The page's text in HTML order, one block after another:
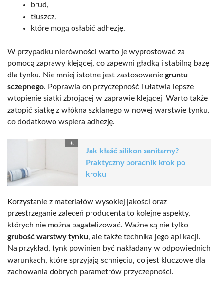
brud,
tłuszcz,
które mogą osłabić adhezję.
W przypadku nierówności warto je wyprostować za
pomocą zaprawy klejącej, co zapewni gładką i stabilną bazę
dla tynku. Nie mniej istotne jest zastosowanie gruntu
sczepnego. Poprawia on przyczepność i ułatwia lepsze
wtopienie siatki zbrojącej w zaprawie klejącej. Warto także
zatopić siatkę z włókna szklanego w nowej warstwie tynku,
co dodatkowo wspiera adhezję.
Jak kłaść silikon sanitarny?
Praktyczny poradnik krok po
kroku
Korzystanie z materiałów wysokiej jakości oraz
przestrzeganie zaleceń producenta to kolejne aspekty,
których nie można bagatelizować. Ważne są nie tylko
grubość warstwy tynku, ale także technika jego aplikacji.
Na przykład, tynk powinien być nakładany w odpowiednich
warunkach, które sprzyjają schnięciu, co jest kluczowe dla
zachowania dobrych parametrów przyczepności.